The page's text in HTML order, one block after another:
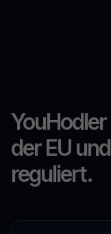
der EU
reguliert.